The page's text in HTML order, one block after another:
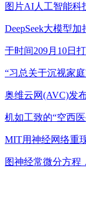
图片AI人工智能科
DeepSeek大模型
于时间209月10日
“习总关于沉视家
奥维云网(AVC)发
机如工致的“空西
MIT用神经网络重
图神经常微分方程